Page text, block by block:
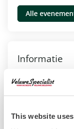
This website
Alle
Informatie
Dorpsstraat 2,
12 Juni 2026